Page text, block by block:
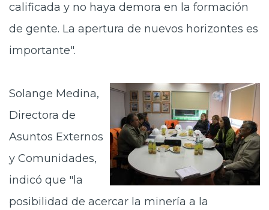
calificada y no haya demora en la formación
de gente. La apertura de nuevos horizontes es
importante".
Solange Medina,
Directora de
Asuntos Externos
y Comunidades,
indicó que "la
posibilidad de acercar la minería a la